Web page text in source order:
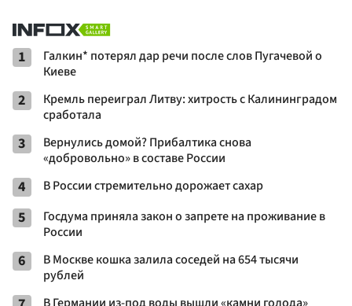
1
Галкин* потерял дар речи после слов Пугачевой о
Киеве
2
Кремль переиграл Литву: хитрость с Калининградом
сработала
3
Вернулись домой? Прибалтика снова
«добровольно» в составе России
4 В России стремительно дорожает сахар
5
Госдума приняла закон о запрете на проживание в
России
6
В Москве кошка залила соседей на 654 тысячи
рублей